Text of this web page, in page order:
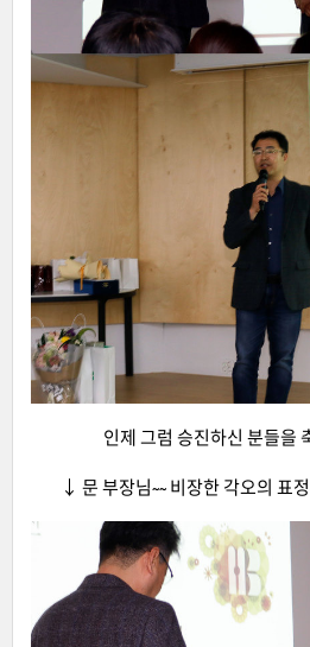
인제 그럼 승진하신 분들을
↓ 문 부장님~~ 비장한 각오의 표